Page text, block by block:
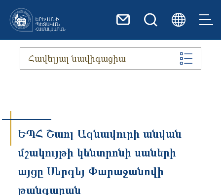
Հավելյալ նավիգացիա
ԵՊՀ Շառլ Ազնավուրի անվան
մշակույթի կենտրոնի սաների
այցը Սերգեյ Փարաջանովի
թանգարան